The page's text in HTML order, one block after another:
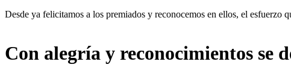
Desde ya felicitamos a los premiados y reconocemos en ellos, el
Con alegría y reconocimientos se